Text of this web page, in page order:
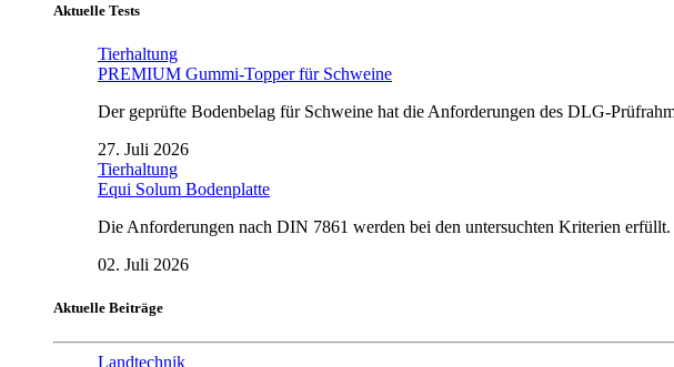
Aktuelle Tests
Tierhaltung
PREMIUM Gummi-Topper für Schweine
Der geprüfte Bodenbelag für Schweine hat die Anforderungen des DLG-
27. Juli 2026
Tierhaltung
Equi Solum Bodenplatte
Die Anforderungen nach DIN 7861 werden bei den untersuchten Kriterien erfüllt.
02. Juli 2026
Aktuelle Beiträge
Landtechnik